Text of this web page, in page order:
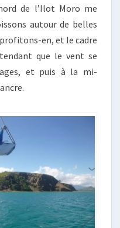
de l’Ilot Moro me
autour de belles
en, et le cadre
que le vent se
et puis à la mi-